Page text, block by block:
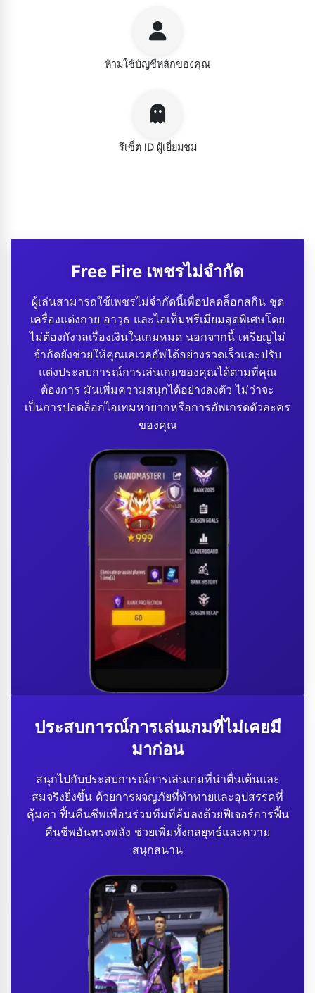
ห้ามใช้บัญชีหลักของคุณ
รีเซ็ต ID ผู้เยี่ยมชม
Free Fire เพชรไม่จำกัด
ผู้เล่นสามารถใช้เพชรไม่จำกัดนี้เพื่อปลดล็อกสกิน ชุด
เครื่องแต่งกาย อาวุธ และไอเท็มพรีเมียมสุดพิเศษโดย
ไม่ต้องกังวลเรื่องเงินในเกมหมด นอกจากนี้ เหรียญไม่
จำกัดยังช่วยให้คุณเลเวลอัพได้อย่างรวดเร็วและปรับ
แต่งประสบการณ์การเล่นเกมของคุณได้ตามที่คุณ
ต้องการ มันเพิ่มความสนุกได้อย่างลงตัว ไม่ว่าจะ
เป็นการปลดล็อกไอเทมหายากหรือการอัพเกรดตัวละคร
ของคุณ
ประสบการณ์การเล่นเกมที่ไม่เคยมี
มาก่อน
สนุกไปกับประสบการณ์การเล่นเกมที่น่าตื่นเต้นและ
สมจริงยิ่งขึ้น ด้วยการผจญภัยที่ท้าทายและอุปสรรคที่
คุ้มค่า ฟื้นคืนชีพเพื่อนร่วมทีมที่ล้มลงด้วยฟีเจอร์การฟื้น
คืนชีพอันทรงพลัง ช่วยเพิ่มทั้งกลยุทธ์และความ
สนุกสนาน